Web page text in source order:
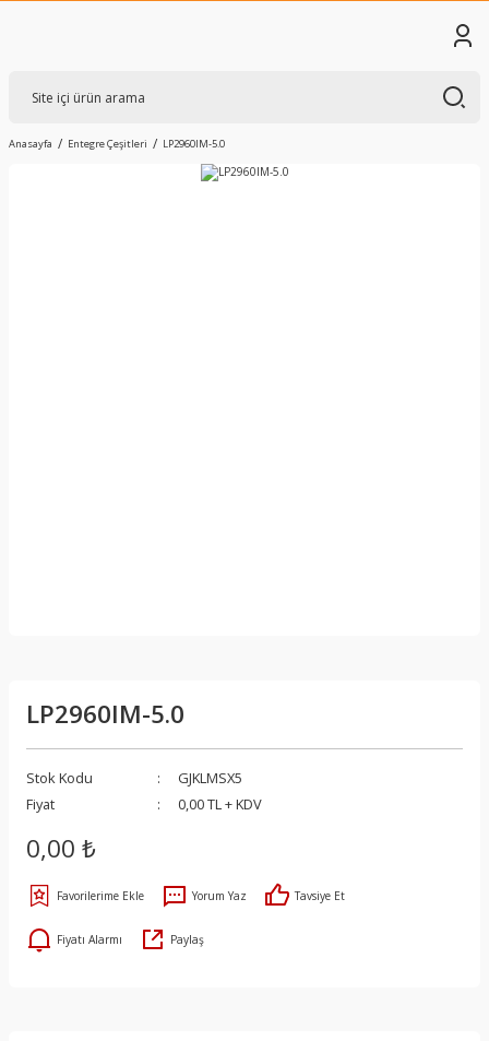
Anasayfa Entegre Çeşitleri LP2960IM-5.0
LP2960IM-5.0
Stok Kodu
GJKLMSX5
Fiyat
0,00 TL + KDV
0,00 ₺
Yorum Yaz Tavsiye Et
Fiyatı Alarmı Paylaş